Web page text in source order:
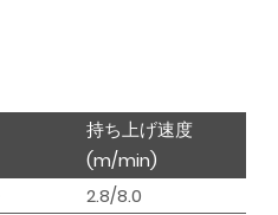
持ち上げ速度
(m/min)
2.8/8.0